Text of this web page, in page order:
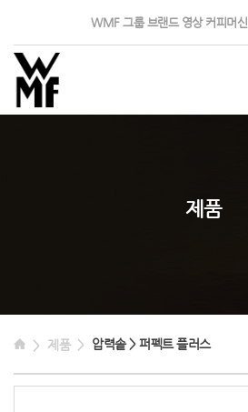
WMF 그룹 브랜드 영상 커피머신
제품
제품 압력솥 > 퍼펙트 플러스